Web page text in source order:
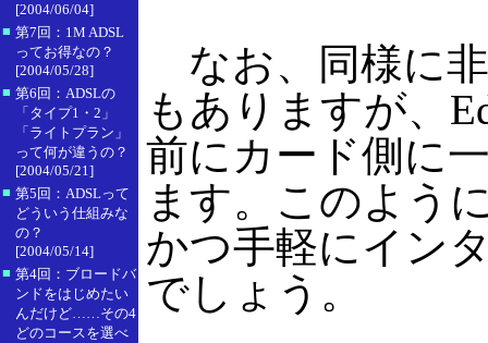
[2004/06/04]
■ 第7回：1M ADSL
ってお得なの？
[2004/05/28]
■ 第6回：ADSLの
「タイプ1・2」
「ライトプラン」
って何が違うの？
[2004/05/21]
■ 第5回：ADSLって
どういう仕組みな
の？
[2004/05/14]
■ 第4回：ブロードバ
ンドをはじめたい
んだけど……その4
どのコースを選べ
なお、同様に
もありますが、
前にカード側に
ます。このよう
かつ手軽にイン
でしょう。